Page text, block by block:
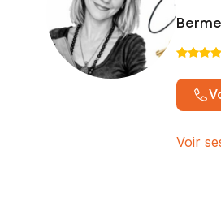
Honoraires charge vendeur
Contactez votre conseiller
Voir